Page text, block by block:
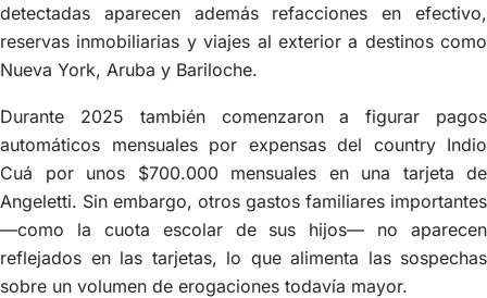
detectadas aparecen además refacciones en efectivo,
reservas inmobiliarias y viajes al exterior a destinos como
Nueva York, Aruba y Bariloche.
Durante 2025 también comenzaron a figurar pagos
automáticos mensuales por expensas del country Indio
Cuá por unos $700.000 mensuales en una tarjeta de
Angeletti. Sin embargo, otros gastos familiares importantes
—como la cuota escolar de sus hijos— no aparecen
reflejados en las tarjetas, lo que alimenta las sospechas
sobre un volumen de erogaciones todavía mayor.